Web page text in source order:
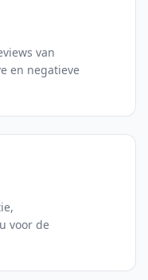
van
en negatieve
voor de